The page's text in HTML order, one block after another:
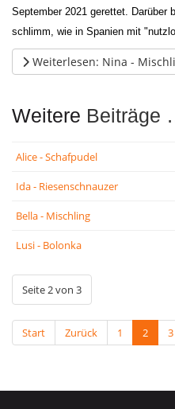
September 2021 gerettet. Darüber
schlimm, wie in Spanien mit
Weiterlesen: Nina -
Weitere Beiträge
Alice - Schafpudel
Ida - Riesenschnauzer
Bella - Mischling
Lusi - Bolonka
Seite 2 von 3
Start Zurück 1 2 3